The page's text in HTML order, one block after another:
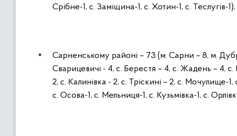
Срібне-1, с. Заміщина-1, с. Хотин-1, с. Теслугів-1);
Сарненському районі – 73 (м. Сарни – 8, м.
Сварицевичі - 4, с. Берестя – 4, с. Жадень – 4,
2, с. Калинівка - 2, с. Тріскині – 2, с. Мочулище-
с. Осова-1, с. Мельниця-1, с. Кузьмівка-1, с.